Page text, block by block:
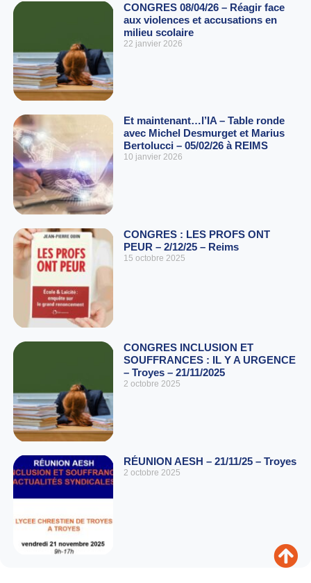
CONGRES 08/04/26 – Réagir face
aux violences et accusations en
milieu scolaire
22 janvier 2026
Et maintenant…l’IA – Table ronde
avec Michel Desmurget et Marius
Bertolucci – 05/02/26 à REIMS
10 janvier 2026
CONGRES : LES PROFS ONT
PEUR – 2/12/25 – Reims
15 octobre 2025
CONGRES INCLUSION ET
SOUFFRANCES : IL Y A URGENCE
– Troyes – 21/11/2025
2 octobre 2025
RÉUNION AESH – 21/11/25 – Troyes
2 octobre 2025